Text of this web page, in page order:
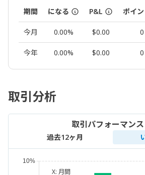
期間 になる P&L ポイ
今月 0.00% $0.00 0
今年 0.00% $0.00 0
取引分析
取引パフォーマンス
過去12ヶ月
X: 月間